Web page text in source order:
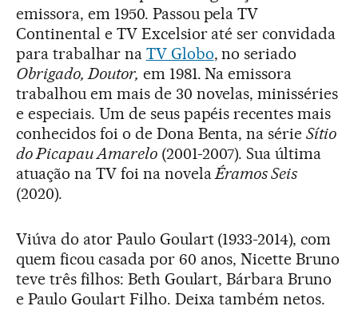
emissora, em 1950. Passou pela TV
Continental e TV Excelsior até ser convidada
para trabalhar na TV Globo, no seriado
Obrigado, Doutor, em 1981. Na emissora
trabalhou em mais de 30 novelas, minisséries
e especiais. Um de seus papéis recentes mais
conhecidos foi o de Dona Benta, na sérieSítio
do Picapau Amarelo(2001-2007). Sua última
atuação na TV foi na novelaÉramos Seis
(2020).
Viúva do ator Paulo Goulart (1933-2014), com
quem ficou casada por 60 anos, Nicette Bruno
teve três filhos: Beth Goulart, Bárbara Bruno
e Paulo Goulart Filho. Deixa também netos.